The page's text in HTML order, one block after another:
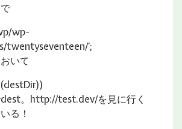
wp-
twentyseventeen/’;
いて
。http://test.dev/を見に行く
る！